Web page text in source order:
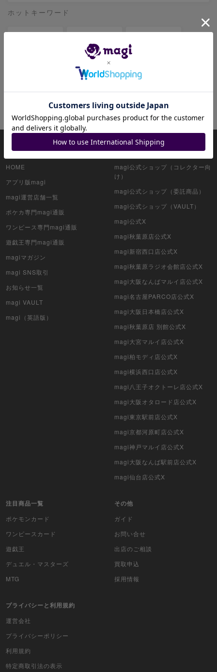
ホットキーワード
レックウザ リザードン ピカチュウ
ミュウツー
イーブイ
magiについて
HOME
アプリ版magi
magi運営店舗一覧
ポケカ専門magi通販
ワンピース専門magi通販
遊戯王専門magi通販
magiマガジン
magi SNS取引
お知らせ一覧
magi VAULT
magi（英語版）
magi公式アカウント一覧
magi公式ショップ（コレクター向
け）
magi公式ショップ（委託商品）
magi公式ショップ（VAULT）
magi公式X
magi秋葉原店公式X
magi新宿西口店公式X
magi秋葉原ラジオ会館店公式X
magi大阪なんばマルイ店公式X
magi名古屋PARCO店公式X
magi大阪日本橋店公式X
magi秋葉原店 別館公式X
magi大宮マルイ店公式X
magi柏モディ店公式X
magi横浜西口店公式X
magi八王子オクトーレ店公式X
magi大阪オタロード店公式X
magi東京駅前店公式X
magi京都河原町店公式X
magi神戸マルイ店公式X
magi大阪なんば駅前店公式X
magi仙台店公式X
注目商品一覧
ポケモンカード
ワンピースカード
遊戯王
デュエル・マスターズ
MTG
その他
ガイド
お問い合せ
出店のご相談
買取申込
採用情報
プライバシーと利用規約
運営会社
プライバシーポリシー
利用規約
特定商取引法の表示